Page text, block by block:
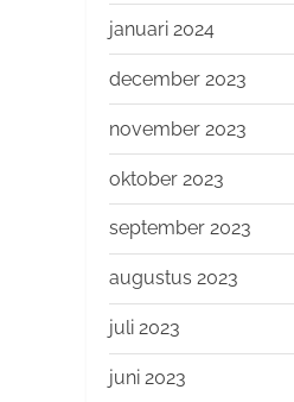
januari 2024
december 2023
november 2023
oktober 2023
september 2023
augustus 2023
juli 2023
juni 2023